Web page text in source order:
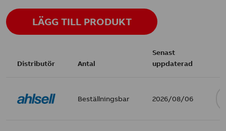
LÄGG TILL PRODUKT
Distributör Antal
Senast
uppdaterad
Beställningsbar 2026/08/06